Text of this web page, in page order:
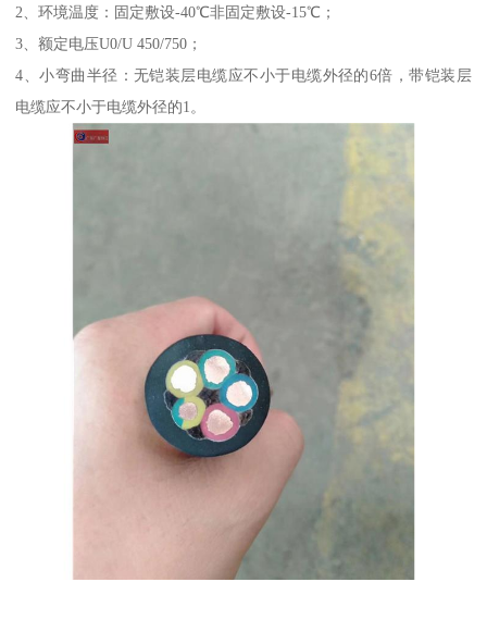
2、环境温度：固定敷设-40℃非固定敷设-15℃；
3、额定电压U0/U 450/750；
4、小弯曲半径：无铠装层电缆应不小于电缆外径的6倍，带铠装层
电缆应不小于电缆外径的1。